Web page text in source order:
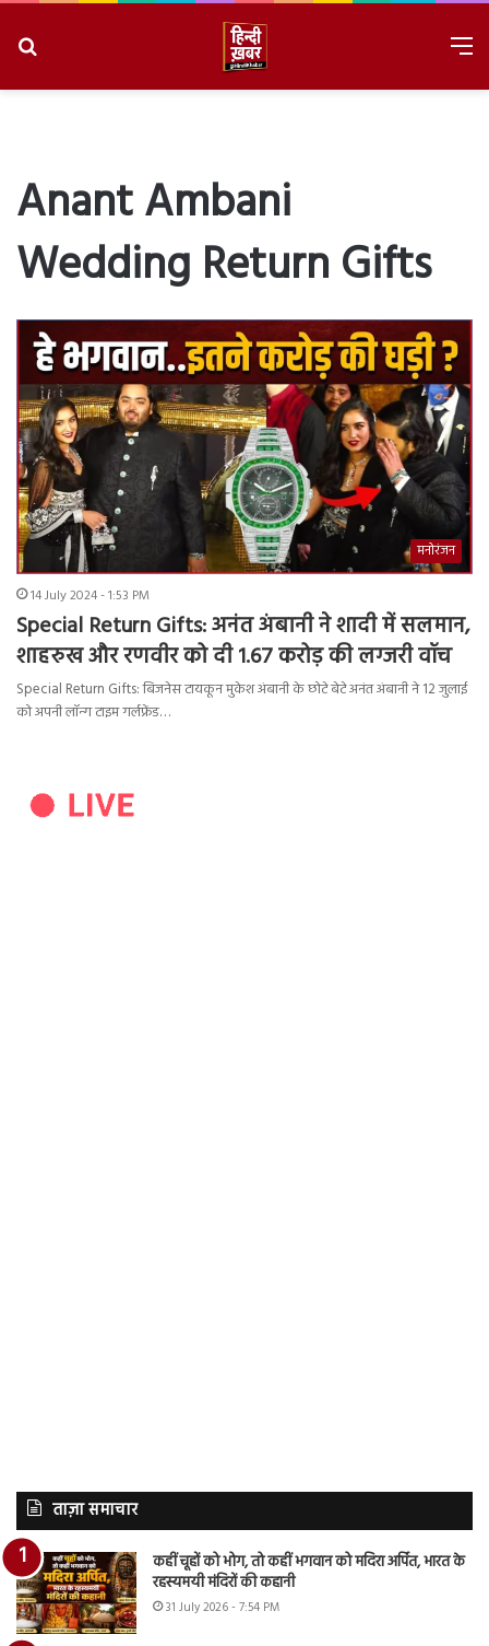
Anant Ambani
Wedding Return Gifts
मनोरंजन
14 July 2024 - 1:53 PM
Special Return Gifts: अनंत अंबानी ने शादी में सलमान,
शाहरुख और रणवीर को दी 1.67 करोड़ की लग्जरी वॉच
Special Return Gifts: बिजनेस टायकून मुकेश अंबानी के छोटे बेटे अनंत अंबानी ने 12 जुलाई
को अपनी लॉन्ग टाइम गर्लफ्रेंड…
ताज़ा समाचार
कहीं चूहों को भोग, तो कहीं भगवान को मदिरा अर्पित, भारत के
रहस्यमयी मंदिरों की कहानी
31 July 2026 - 7:54 PM